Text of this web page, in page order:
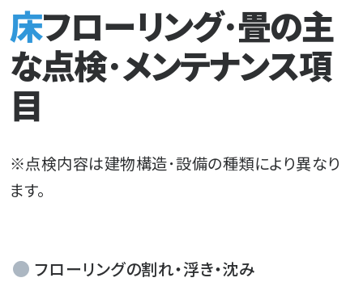
床フローリング･畳の主
な点検･メンテナンス項
目
※点検内容は建物構造･設備の種類により異なり
ます。
フローリングの割れ・浮き・沈み